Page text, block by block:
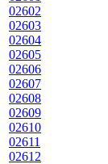
02602
02603
02604
02605
02606
02607
02608
02609
02610
02611
02612